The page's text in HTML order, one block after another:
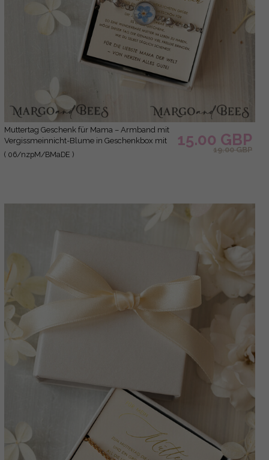
Muttertag Geschenk für Mama – Armband mit
Vergissmeinnicht-Blume in Geschenkbox mit
Widmung
( 06/nzpM/BMaDE )
15.00 GBP
19.00 GBP